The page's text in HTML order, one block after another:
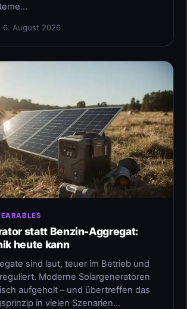
6. August 2026
statt Benzin-Aggregat:
heute kann
sind laut, teuer im Betrieb und
Moderne Solargeneratoren
aufgeholt – und übertreffen das
in vielen Szenarien…